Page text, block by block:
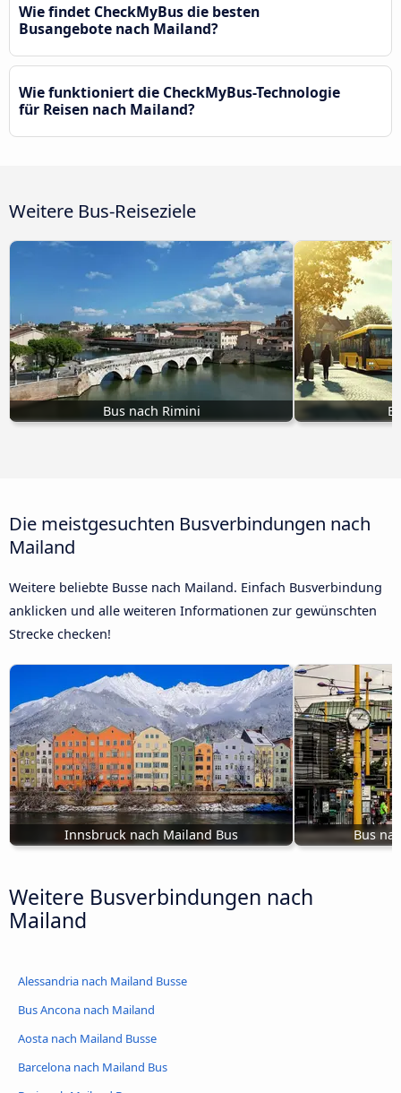
Wie findet CheckMyBus die besten
Busangebote nach Mailand?
Wie funktioniert die CheckMyBus-Technologie
für Reisen nach Mailand?
Weitere Bus-Reiseziele
Bus nach Rimini
Die meistgesuchten Busverbindungen nach
Mailand
Weitere beliebte Busse nach Mailand. Einfach Busverbindung
anklicken und alle weiteren Informationen zur gewünschten
Strecke checken!
Innsbruck nach Mailand Bus Bus
Weitere Busverbindungen nach
Mailand
Alessandria nach Mailand Busse
Bus Ancona nach Mailand
Aosta nach Mailand Busse
Barcelona nach Mailand Bus